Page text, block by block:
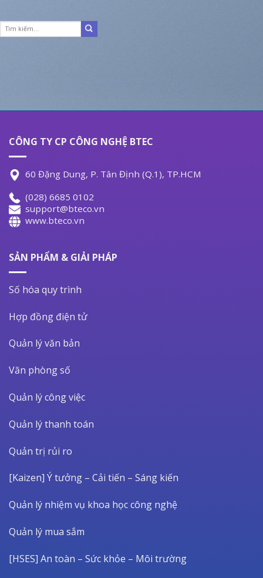
Tìm
kiếm:
CÔNG TY CP CÔNG NGHỆ BTEC
60 Đặng Dung, P. Tân Định (Q.1), TP.HCM
(028) 6685 0102
support@bteco.vn
www.bteco.vn
SẢN PHẨM & GIẢI PHÁP
Số hóa quy trình
Hợp đồng điện tử
Quản lý văn bản
Văn phòng số
Quản lý công việc
Quản lý thanh toán
Quản trị rủi ro
[Kaizen] Ý tưởng – Cải tiến – Sáng kiến
Quản lý nhiệm vụ khoa học công nghệ
Quản lý mua sắm
[HSES] An toàn – Sức khỏe – Môi trường